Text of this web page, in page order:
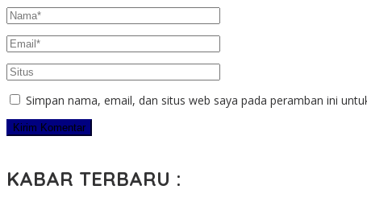
Simpan nama, email, dan situs web saya pada peramban ini
KABAR TERBARU :